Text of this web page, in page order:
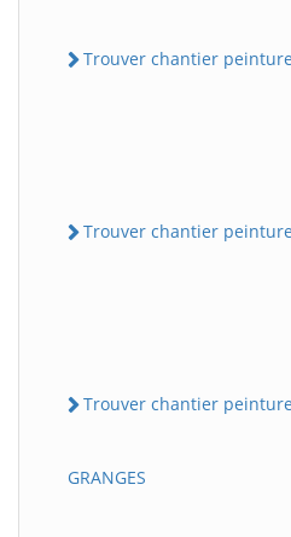
Trouver chantier
Trouver chantier peinture
Trouver chantier peinture
GRANGES